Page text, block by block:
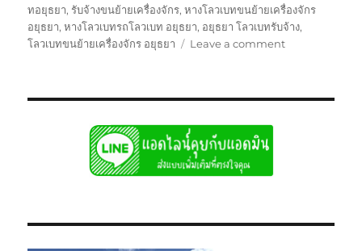
ทอยุธยา,รับจ้างขนย้ายเครื่องจักร,หางโลวเบทขนย้ายเครื่องจักร
อยุธยา,หางโลวเบทรถโลวเบท อยุธยา, อยุธยา โลวเบทรับจ้าง,
โลวเบทขนย้ายเครื่องจักร อยุธยา
Leave a commenton
เหมา